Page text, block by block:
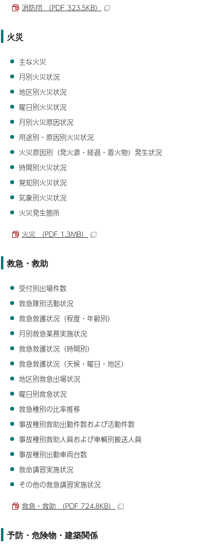
消防団 （PDF 323.5KB）
火災
主な火災
月別火災状況
地区別火災状況
曜日別火災状況
月別火災原因状況
用途別・原因別火災状況
火災原因別（発火源・経過・着火物）発生状況
時間別火災状況
覚知別火災状況
気象別火災状況
火災発生箇所
火災 （PDF 1.3MB）
救急・救助
受付別出場件数
救急隊別活動状況
救急救護状況（程度・年齢別）
月別救急業務実施状況
救急救護状況（時間別）
救急救護状況（天候・曜日・地区）
地区別救急出場状況
曜日別救急状況
救急種別の比率推移
事故種別救助出動件数および活動件数
事故種別救助人員および車輌別搬送人員
事故種別出動車両台数
救命講習実施状況
その他の救急講習実施状況
救急・救助 （PDF 724.8KB）
予防・危険物・建築関係